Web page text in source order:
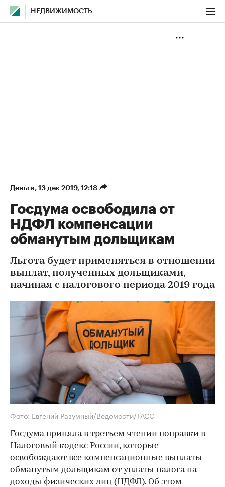
НЕДВИЖИМОСТЬ
Деньги⁠, 13 дек 2019, 12:18
Госдума освободила от
НДФЛ компенсации
обманутым дольщикам
Льгота будет применяться в отношении
выплат, полученных дольщиками,
начиная с налогового периода 2019 года
Фото: Евгений Разумный/Ведомости/ТАСС
Госдума приняла в третьем чтении поправки в
Налоговый кодекс России, которые
освобождают все компенсационные выплаты
обманутым дольщикам от уплаты налога на
доходы физических лиц (НДФЛ). Об этом